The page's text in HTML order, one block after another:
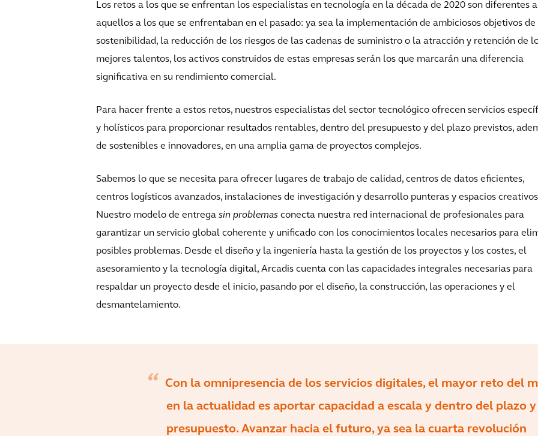
Los retos a los que se enfrentan los especialistas en tecnología en la década de 2020 son diferentes a
aquellos a los que se enfrentaban en el pasado: ya sea la implementación de ambiciosos objetivos de
sostenibilidad, la reducción de los riesgos de las cadenas de suministro o la atracción y retención de
mejores talentos, los activos construidos de estas empresas serán los que marcarán una diferencia
significativa en su rendimiento comercial.
Para hacer frente a estos retos, nuestros especialistas del sector tecnológico ofrecen servicios
y holísticos para proporcionar resultados rentables, dentro del presupuesto y del plazo previstos,
de sostenibles e innovadores, en una amplia gama de proyectos complejos.
Sabemos lo que se necesita para ofrecer lugares de trabajo de calidad, centros de datos eficientes,
centros logísticos avanzados, instalaciones de investigación y desarrollo punteras y espacios
Nuestro modelo de entrega sin problemas conecta nuestra red internacional de profesionales para
garantizar un servicio global coherente y unificado con los conocimientos locales necesarios para
posibles problemas. Desde el diseño y la ingeniería hasta la gestión de los proyectos y los costes, el
asesoramiento y la tecnología digital, Arcadis cuenta con las capacidades integrales necesarias para
respaldar un proyecto desde el inicio, pasando por el diseño, la construcción, las operaciones y el
desmantelamiento.
Con la omnipresencia de los servicios digitales, el mayor reto del
en la actualidad es aportar capacidad a escala y dentro del plazo
presupuesto. Avanzar hacia el futuro, ya sea la cuarta revolución